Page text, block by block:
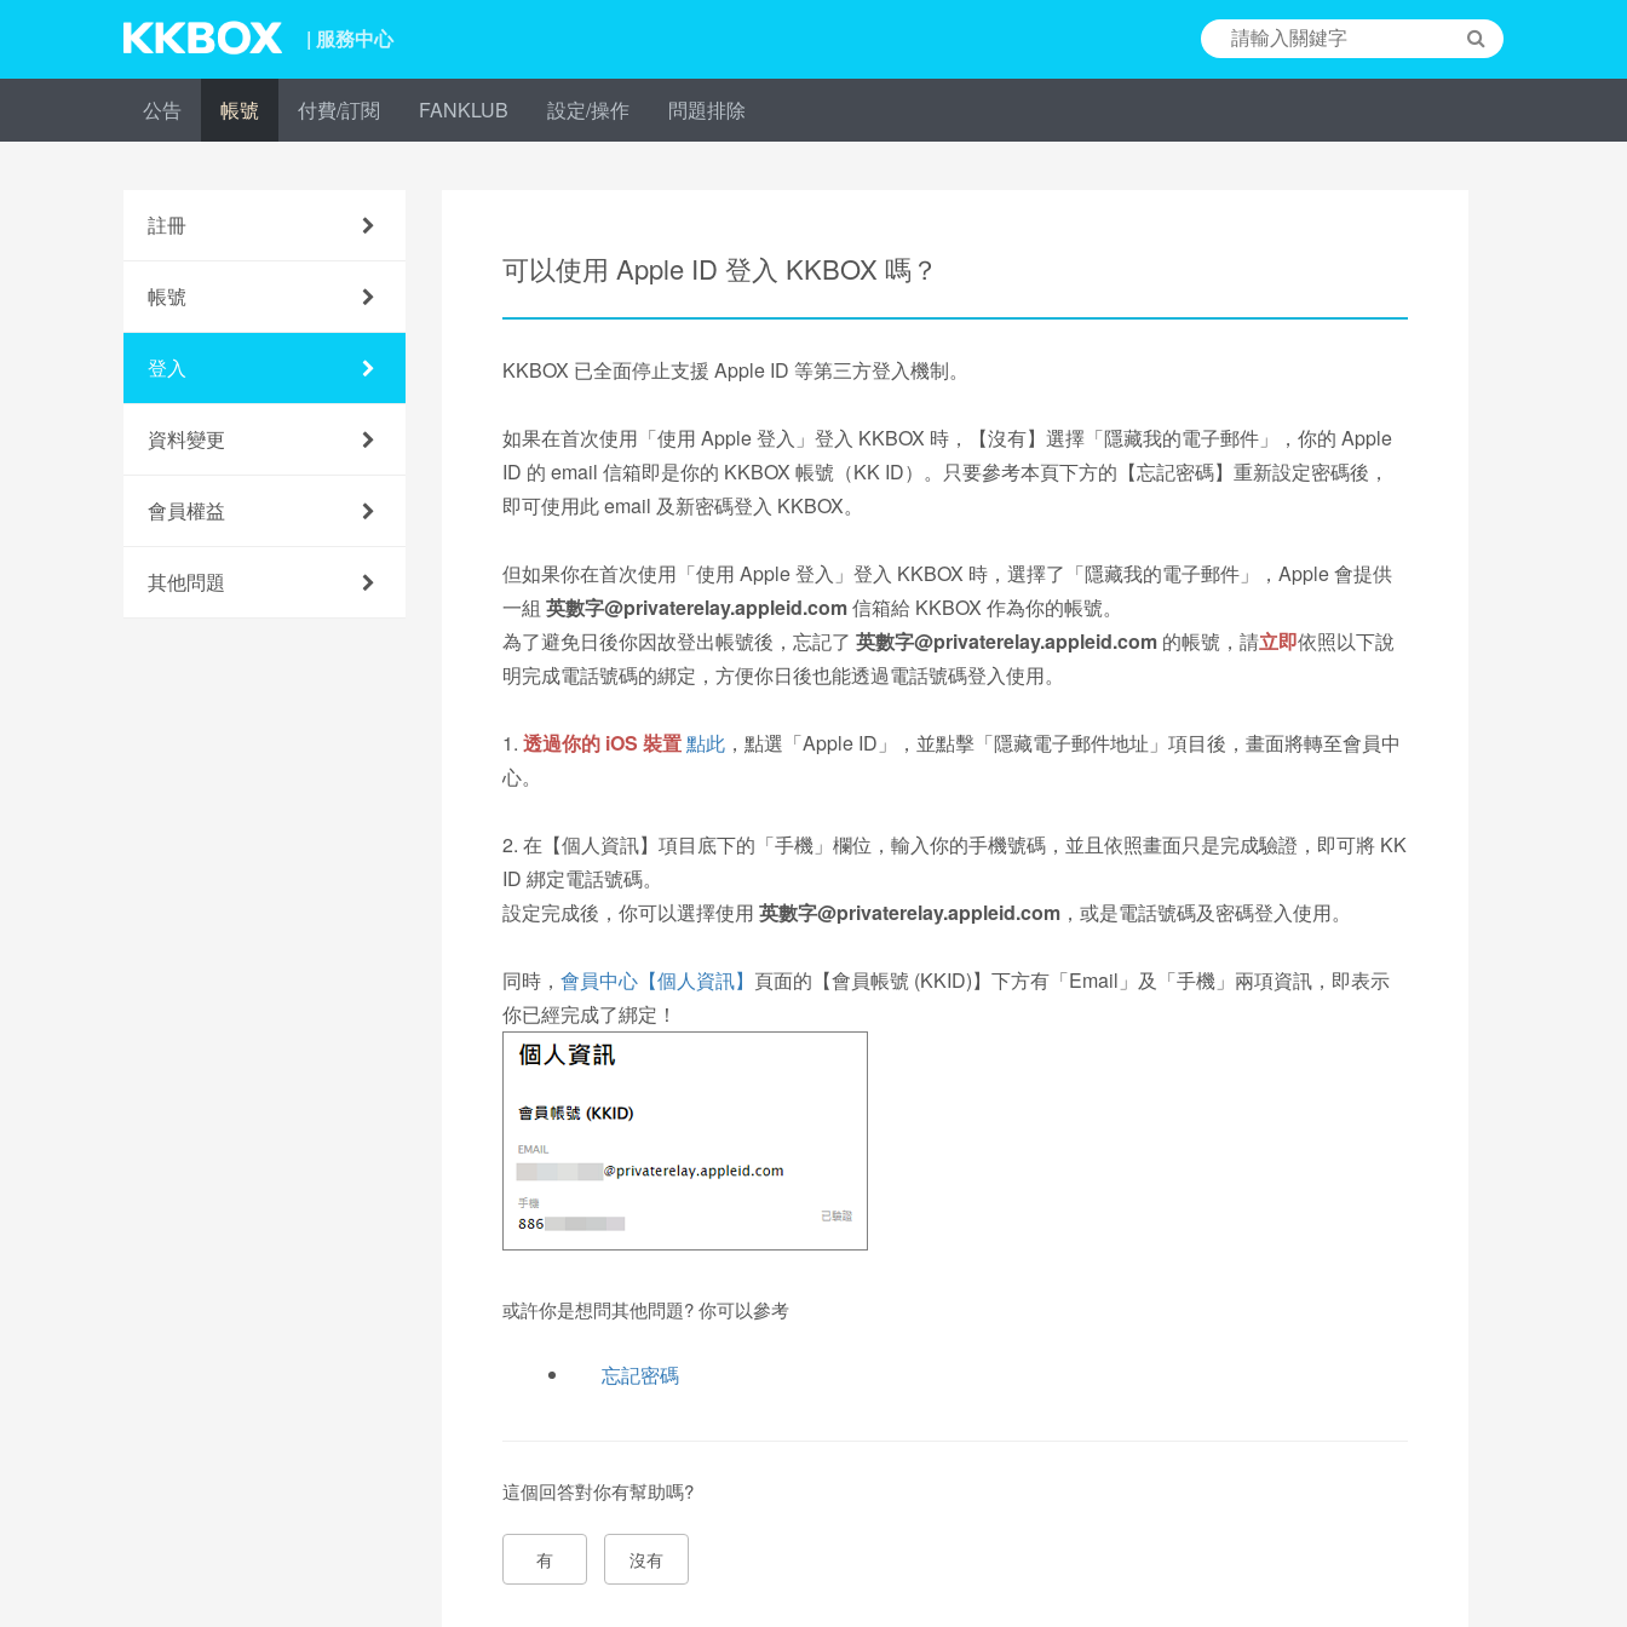
| 服務中心
公告 帳號 付費/訂閱 FANKLUB 設定/操作 問題排除
註冊
帳號
登入
資料變更
會員權益
其他問題
可以使用 Apple ID 登入 KKBOX 嗎？
KKBOX 已全面停止支援 Apple ID 等第三方登入機制。
如果在首次使用「使用 Apple 登入」登入 KKBOX 時，【沒有】選擇「隱藏我的電子郵件」，你的 Apple
ID 的 email 信箱即是你的 KKBOX 帳號（KK ID）。只要參考本頁下方的【忘記密碼】重新設定密碼後，
即可使用此 email 及新密碼登入 KKBOX。
但如果你在首次使用「使用 Apple 登入」登入 KKBOX 時，選擇了「隱藏我的電子郵件」，Apple 會提供
一組 英數字@privaterelay.appleid.com信箱給 KKBOX 作為你的帳號。
為了避免日後你因故登出帳號後，忘記了 英數字@privaterelay.appleid.com 的帳號，請立即依照以下說
明完成電話號碼的綁定，方便你日後也能透過電話號碼登入使用。
1. 透過你的 iOS 裝置點此 ，點選「Apple ID」，並點擊「隱藏電子郵件地址」項目後，畫面將轉至會員中
心。
2. 在【個人資訊】項目底下的「手機」欄位，輸入你的手機號碼，並且依照畫面只是完成驗證，即可將 KK
ID 綁定電話號碼。
設定完成後，你可以選擇使用 英數字@privaterelay.appleid.com ，或是電話號碼及密碼登入使用。
同時， 會員中心【個人資訊】 頁面的【會員帳號 (KKID)】下方有「Email」及「手機」兩項資訊，即表示
你已經完成了綁定！
或許你是想問其他問題? 你可以參考
忘記密碼
這個回答對你有幫助嗎?
有 沒有